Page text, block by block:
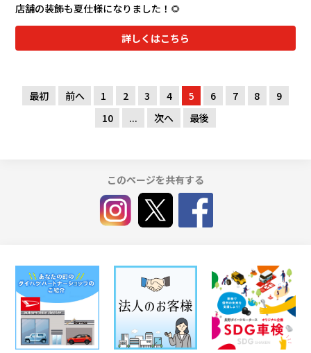
店舗の装飾も夏仕様になりました！🌻
詳しくはこちら
最初 前へ 1 2 3 4 5 6 7 8
9
10
... 次へ 最後
このページを共有する